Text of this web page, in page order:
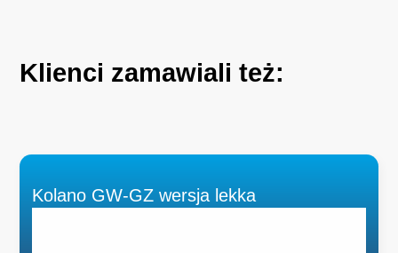
Klienci zamawiali też:
Kolano GW-GZ wersja lekka